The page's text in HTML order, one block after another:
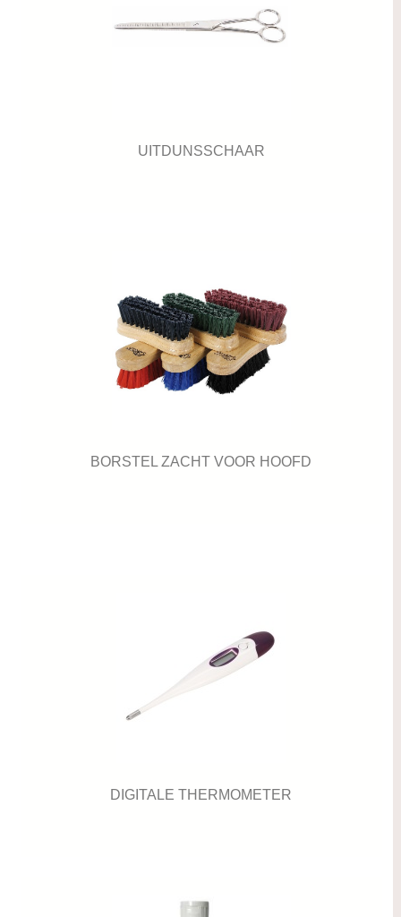
UITDUNSSCHAAR
BORSTEL ZACHT VOOR HOOFD
DIGITALE THERMOMETER